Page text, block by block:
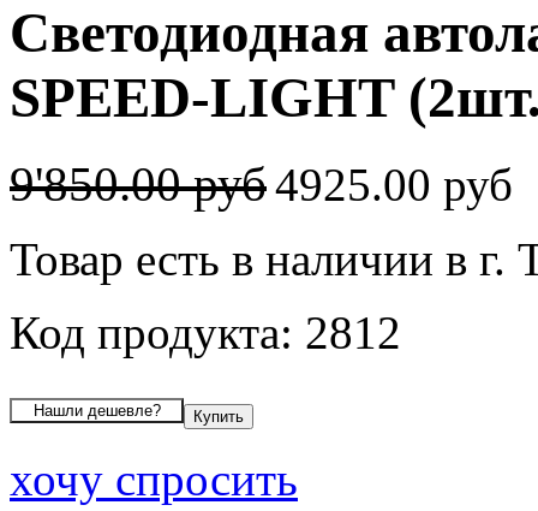
Светодиодная
SPEED-LIGHT
9'850.00 руб4925.00 руб
Товар есть в наличии в г.
Код продукта: 2812
хочу спросить